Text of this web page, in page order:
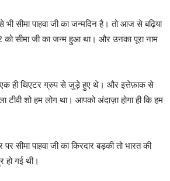
सीमा पाहवा जी का जन्मदिन है। तो आज से बढ़िया
को सीमा जी का जन्म हुआ था। और उनका पूरा नाम
एक ही थिएटर ग्रुप से जुड़े हुए थे। और इत्तेफ़ाक से
टीवी शो हम लोग था। आपको अंदाज़ा होगा ही कि हम
सीमा पाहवा जी का किरदार बड़की तो भारत की
गई थी।